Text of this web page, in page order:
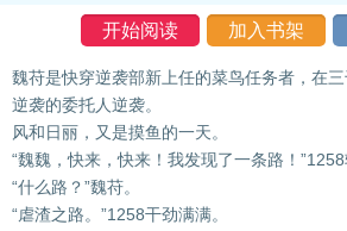
开始阅读 加入书架
魏苻是快穿逆袭部新上任的菜鸟任务者，在
逆袭的委托人逆袭。
风和日丽，又是摸鱼的一天。
“魏魏，快来，快来！我发现了一条路！”1258
“什么路？”魏苻。
“虐渣之路。”1258干劲满满。